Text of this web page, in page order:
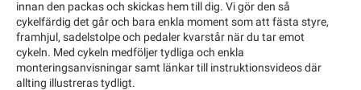
innan den packas och skickas hem till dig. Vi gör den så
cykelfärdig det går och bara enkla moment som att fästa styre,
framhjul, sadelstolpe och pedaler kvarstår när du tar emot
cykeln. Med cykeln medföljer tydliga och enkla
monteringsanvisningar samt länkar till instruktionsvideos där
allting illustreras tydligt.